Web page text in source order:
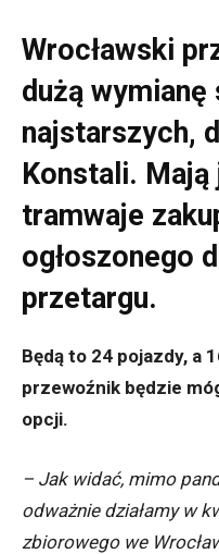
Wrocławski
dużą wymianę
najstarszych,
Konstali.
tramwaje
ogłoszonego
przetargu.
Będą to 24 pojazdy, a
przewoźnik będzie
opcji.
– Jak widać, mimo
odważnie działamy w
zbiorowego we